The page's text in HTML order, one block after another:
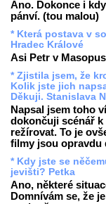
Ano. Dokonce i
pánví. (tou malou)
* Která postava v
Hradec Králové
Asi Petr v
* Zjistila jsem, že
Kolik jste jich
Děkuji. Stanislava
Napsal jsem toho
dokončuji scénář
režírovat. To je
filmy jsou opravdu
* Kdy jste se
jevišti? Petka
Ano, některé
Domnívám se, že